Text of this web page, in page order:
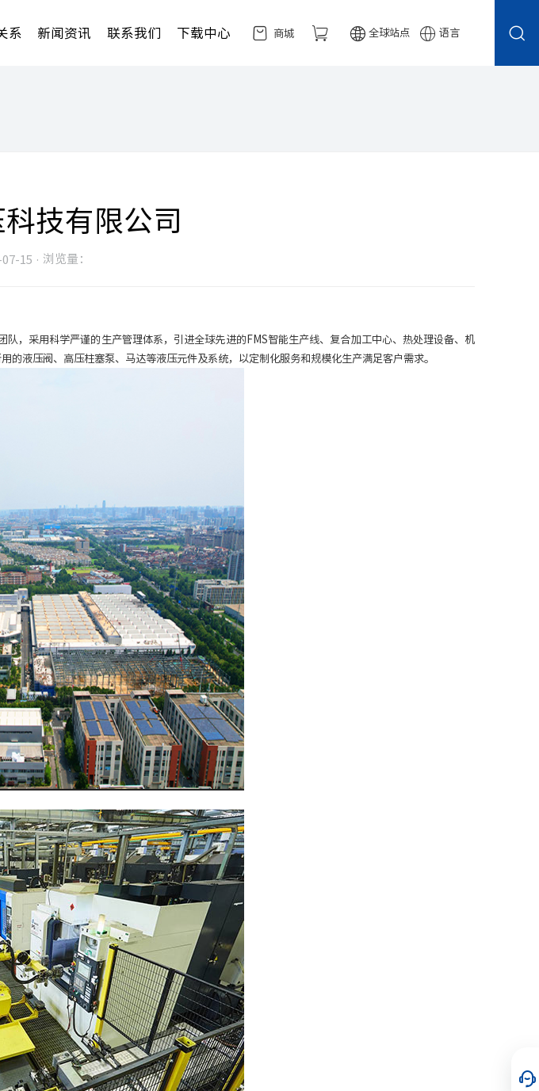
系 新闻资讯 联系我们 下载中心 商城 全球站点 语言
技有限公司
15 · 浏览量：
，采用科学严谨的生产管理体系，引进全球先进的FMS智能生产线、复合加工中心、热处理设备、机
液压阀、高压柱塞泵、马达等液压元件及系统，以定制化服务和规模化生产满足客户需求。